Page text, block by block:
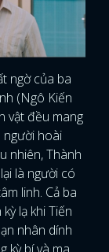
ngờ của ba
(Ngô Kiến
vật đều mang
người hoài
nhiên, Thành
là người có
linh. Cả ba
lạ khi Tiến
nhân dính